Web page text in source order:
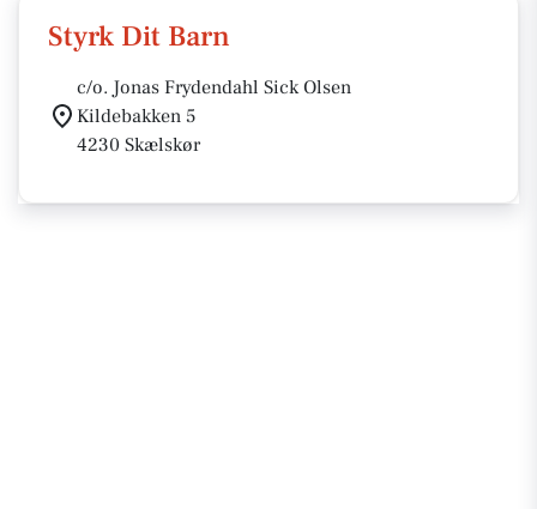
Styrk Dit Barn
c/o. Jonas Frydendahl Sick Olsen
Kildebakken 5
4230 Skælskør